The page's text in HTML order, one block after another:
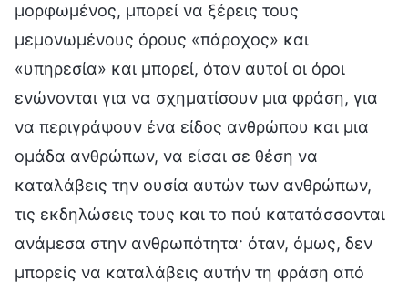
μορφωμένος, μπορεί να ξέρεις τους
μεμονωμένους όρους «πάροχος» και
«υπηρεσία» και μπορεί, όταν αυτοί οι όροι
ενώνονται για να σχηματίσουν μια φράση, για
να περιγράψουν ένα είδος ανθρώπου και μια
ομάδα ανθρώπων, να είσαι σε θέση να
καταλάβεις την ουσία αυτών των ανθρώπων,
τις εκδηλώσεις τους και το πού κατατάσσονται
ανάμεσα στην ανθρωπότητα· όταν, όμως, δεν
μπορείς να καταλάβεις αυτήν τη φράση από